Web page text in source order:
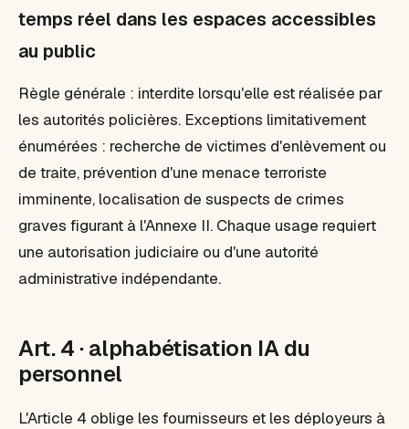
temps réel dans les espaces accessibles
au public
Règle générale : interdite lorsqu'elle est réalisée par
les autorités policières. Exceptions limitativement
énumérées : recherche de victimes d'enlèvement ou
de traite, prévention d'une menace terroriste
imminente, localisation de suspects de crimes
graves figurant à l'Annexe II. Chaque usage requiert
une autorisation judiciaire ou d'une autorité
administrative indépendante.
Art. 4 · alphabétisation IA du
personnel
L'Article 4 oblige les fournisseurs et les déployeurs à